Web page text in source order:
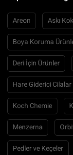
Areon Askı
Boya Koruma
Deri İçin Ürünler
Hare Giderici Cilalar
Koch Chemie
Menzerna
Pedler ve Keçeler